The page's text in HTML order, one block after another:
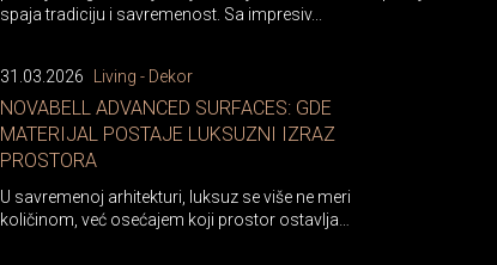
spaja tradiciju i savremenost. Sa impresiv...
31.03.2026 Living - Dekor
NOVABELL ADVANCED SURFACES: GDE
MATERIJAL POSTAJE LUKSUZNI IZRAZ
PROSTORA
U savremenoj arhitekturi, luksuz se više ne meri
količinom, već osećajem koji prostor ostavlja…